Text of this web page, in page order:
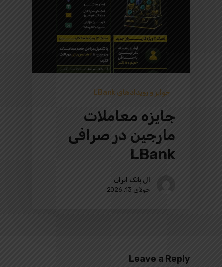
جوایز و رویدادهای LBank
جایزه معاملات
مارجین در صرافی
LBank
ال بانک ایران
جولای 13, 2026
Leave a Reply